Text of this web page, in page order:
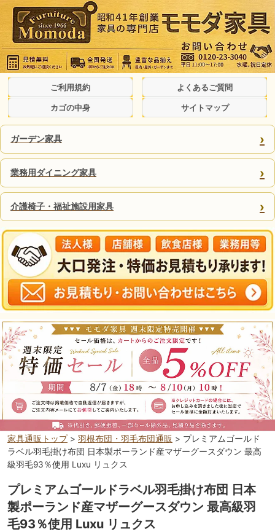
ご利用規約 よくあるご質問
カゴの中身 サイトマップ
ガーデン家具 ›
業務用ダイニング家具 ›
介護椅子・福祉施設用家具 ›
家具通販トップ> 羽根布団・羽毛布団通販 > プレミアムゴールド
ラベル羽毛掛け布団 日本製ポーランド産マザーグースダウン 最高
級羽毛93％使用 Luxu リュクス
プレミアムゴールドラベル羽毛掛け布団 日本
製ポーランド産マザーグースダウン 最高級羽
毛93％使用 Luxu リュクス